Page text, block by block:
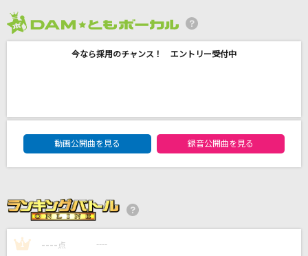
風になる
Neko(ねこ)
PRODUCE 101 JAPAN 新世界
Atmosphere
初星学園
今なら採用のチャンス！ エントリー受付中
DAM★ともボーカルエントリーランキング
動画公開曲を見る
録音公開曲を見る
1 ---- 点 ----